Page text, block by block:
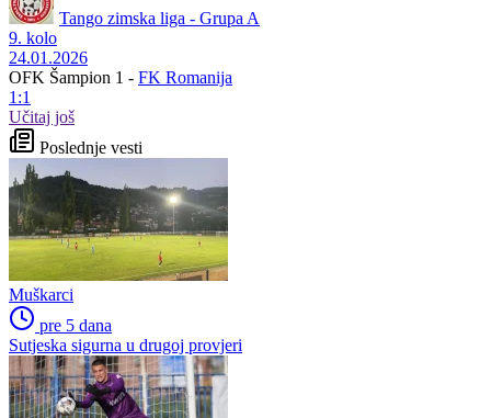
Tango zimska liga - Grupa A
9. kolo
24.01.2026
OFK Šampion 1 - FK Romanija
1:1
Učitaj još
Poslednje vesti
Muškarci
pre 5 dana
Sutjeska sigurna u drugoj provjeri